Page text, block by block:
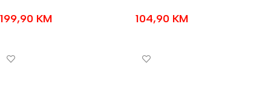
199,90 KM 104,90 KM